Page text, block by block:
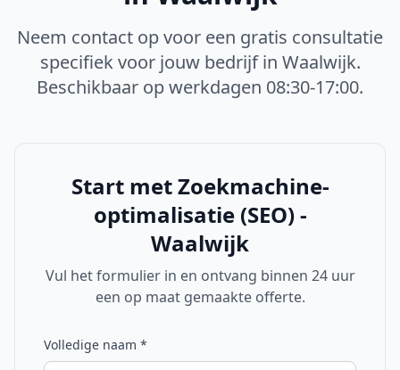
Neem contact op voor een gratis consultatie
specifiek voor jouw bedrijf in Waalwijk.
Beschikbaar op werkdagen 08:30-17:00.
Start metZoekmachine-
optimalisatie (SEO) -
Waalwijk
Vul het formulier in en ontvang binnen 24 uur
een op maat gemaakte offerte.
Volledige naam *